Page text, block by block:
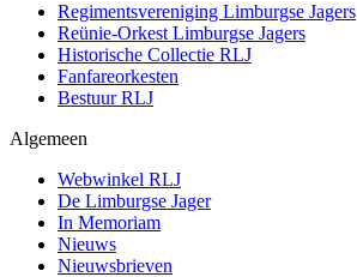
Regimentsvereniging Limburgse Jagers
Reünie-Orkest Limburgse Jagers
Historische Collectie RLJ
Fanfareorkesten
Bestuur RLJ
Algemeen
Webwinkel RLJ
De Limburgse Jager
In Memoriam
Nieuws
Nieuwsbrieven